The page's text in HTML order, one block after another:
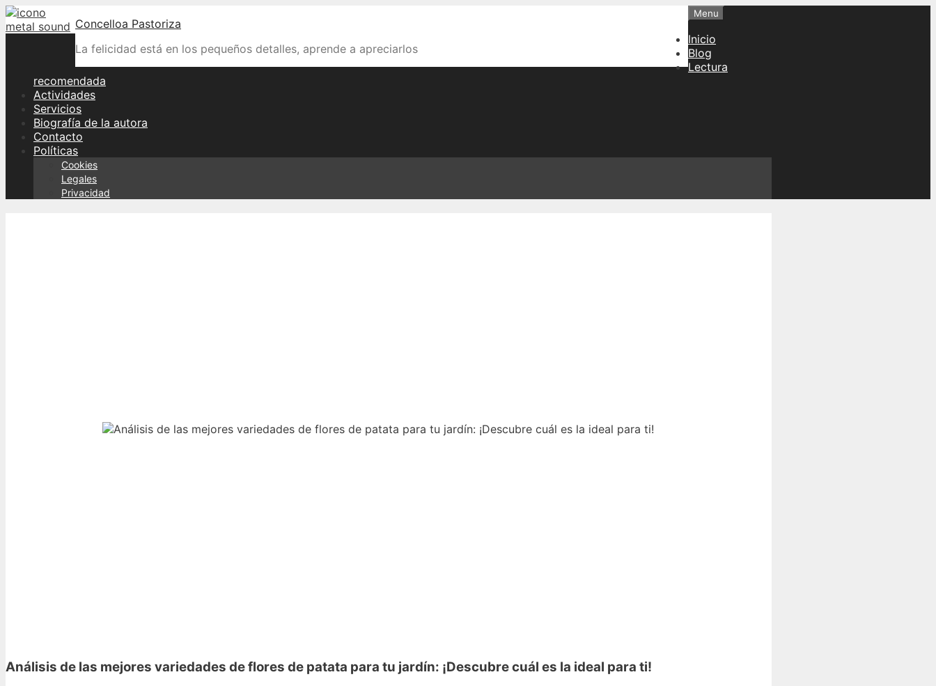
Skip
to
Concelloa Pastoriza
La felicidad está en los pequeños detalles, aprende a apreciarlos
Menu
Inicio
Blog
Lectura
recomendada
Actividades
Servicios
Biografía de la autora
Contacto
Políticas
Cookies
Legales
Privacidad
Análisis de las mejores variedades de flores de patata para tu jardín: ¡Descubre cuál es la ideal para ti!